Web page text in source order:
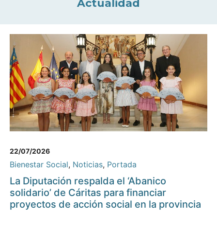
Actualidad
22/07/2026
Bienestar Social, Noticias, Portada
La Diputación respalda el ‘Abanico
solidario’ de Cáritas para financiar
proyectos de acción social en la provincia